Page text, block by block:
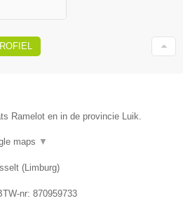
Ramelot en in de provincie Luik.
maps ▼
(Limburg)
nr: 870959733